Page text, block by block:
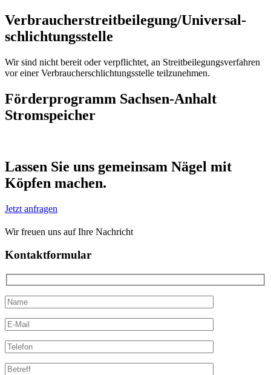
Verbraucher­streit­beilegung/Universal­
schlichtungs­stelle
Wir sind nicht bereit oder verpflichtet, an Streitbeilegungsverfahren
vor einer Verbraucherschlichtungsstelle teilzunehmen.
Förderprogramm Sachsen-Anhalt
Stromspeicher
Lassen Sie uns gemeinsam Nägel mit
Köpfen machen.
Jetzt anfragen
Wir freuen uns auf Ihre Nachricht
Kontaktformular